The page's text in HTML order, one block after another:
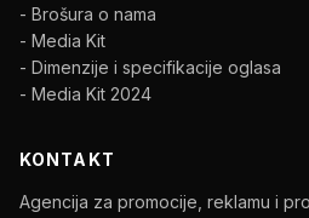
- Brošura o nama
- Media Kit
- Dimenzije i specifikacije oglasa
- Media Kit 2024
KONTAKT
Agencija za promocije, reklamu i